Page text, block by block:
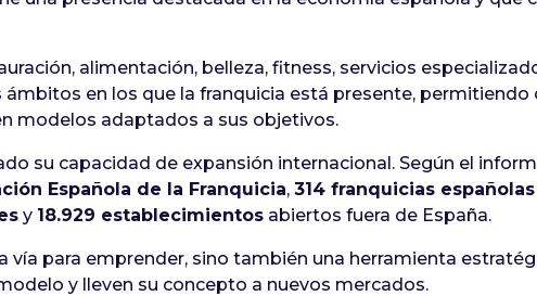
alimentación, belleza, fitness, servicios
en los que la franquicia está presente, permitiendo
modelos adaptados a sus objetivos.
su capacidad de expansión internacional. Según el
Española de la Franquicia, 314 franquicias españolas
y 18.929 establecimientos abiertos fuera de España.
para emprender, sino también una herramienta
y lleven su concepto a nuevos mercados.